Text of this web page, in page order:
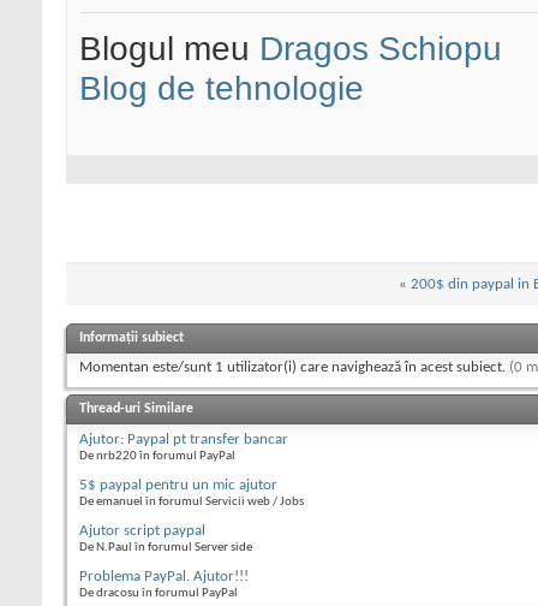
Blogul meu Dragos Schiopu
Blog de tehnologie
« 200$ din paypal in
Informații subiect
Momentan este/sunt 1 utilizator(i) care navighează în acest subiect. (0
Thread-uri Similare
Ajutor: Paypal pt transfer bancar
De nrb220 în forumul PayPal
5$ paypal pentru un mic ajutor
De emanuel în forumul Servicii web / Jobs
Ajutor script paypal
De N.Paul în forumul Server side
Problema PayPal. Ajutor!!!
De dracosu în forumul PayPal